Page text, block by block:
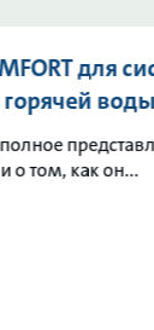
для
воды
о том, как он